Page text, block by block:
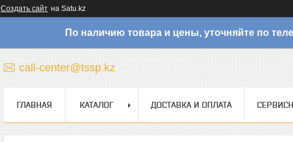
Создать сайт на Satu.kz
По наличию товара и цены, уточняйте по
call-center@tssp.kz
ГЛАВНАЯ КАТАЛОГ ДОСТАВКА И ОПЛАТА